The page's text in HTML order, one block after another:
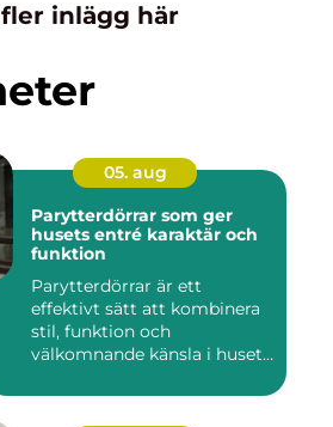
fler inlägg här
05. aug
Parytterdörrar som ger
husets entré karaktär och
funktion
Parytterdörrar är ett
effektivt sätt att kombinera
stil, funktion och
välkomnande känsla i husets